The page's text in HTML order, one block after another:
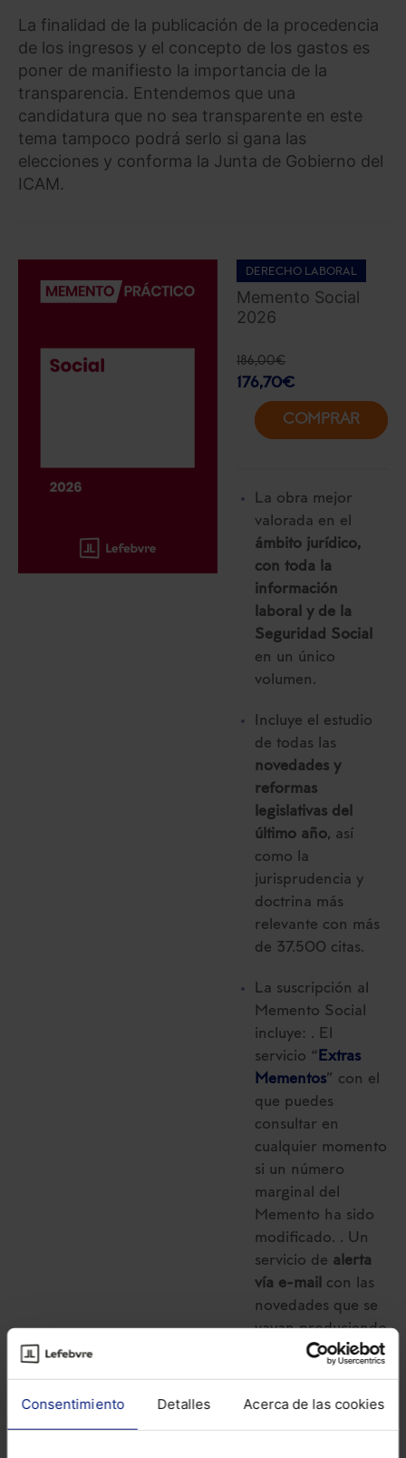
Consentimiento Detalles Acerca de las cookies
La finalidad de la publicación de la procedencia
de los ingresos y el concepto de los gastos es
poner de manifiesto la importancia de la
transparencia. Entendemos que una
candidatura que no sea transparente en este
tema tampoco podrá serlo si gana las
elecciones y conforma la Junta de Gobierno del
ICAM.
DERECHO LABORAL
Memento Social
2026
186,00€
176,70€
COMPRAR
La obra mejor
valorada en el
ámbito jurídico,
con toda la
información
laboral y de la
Seguridad Social
en un único
volumen.
Incluye el estudio
de todas las
novedades y
reformas
legislativas del
último año, así
como la
jurisprudencia y
doctrina más
relevante con más
de 37.500 citas.
La suscripción al
Memento Social
incluye: . El
servicio “Extras
Mementos” con el
que puedes
consultar en
cualquier momento
si un número
marginal del
Memento ha sido
modificado. . Un
servicio de alerta
vía e-mail con las
novedades que se
vayan produciendo
cada semana.
lo tienes disponible